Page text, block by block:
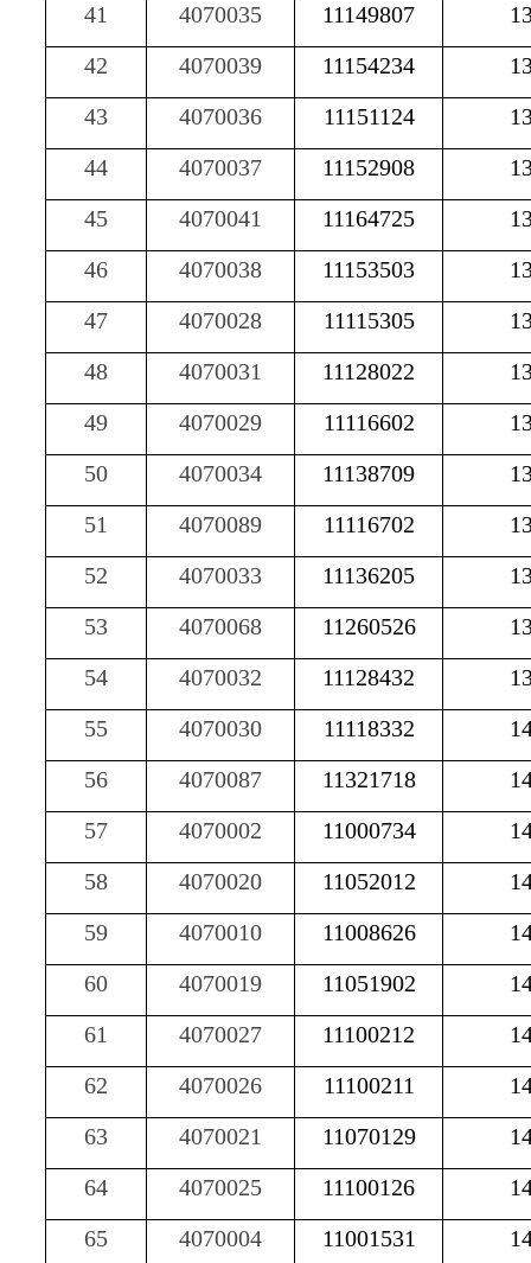
41
4070035 11149807
42
4070039 11154234
43
4070036 11151124
44
4070037 11152908
45
4070041 11164725
46
4070038 11153503
47
4070028 11115305
48
4070031 11128022
49
4070029 11116602
50
4070034 11138709
51
4070089 11116702
52
4070033 11136205
53
4070068 11260526
54
4070032 11128432
55
4070030 11118332
56
4070087 11321718
57
4070002 11000734
58
4070020 11052012
59
4070010 11008626
60
4070019 11051902
61
4070027 11100212
62
4070026 11100211
63
4070021 11070129
64
4070025 11100126
65
4070004 11001531